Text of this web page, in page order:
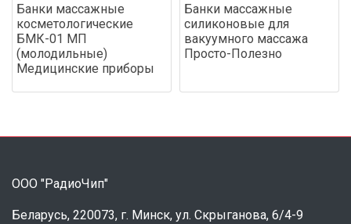
Банки массажные
косметологические
БМК-01 МП
(молодильные)
Медицинские приборы
Банки массажные
силиконовые для
вакуумного массажа
Просто-Полезно
ООО "РадиоЧип"
Беларусь, 220073, г. Минск, ул. Скрыганова, 6/4-9